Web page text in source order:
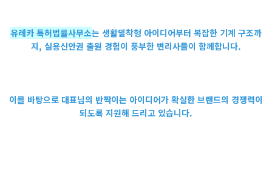
유레카 특허법률사무소는 생활밀착형 아이디어부터 복잡한 기계 구조까
지, 실용신안권 출원 경험이 풍부한 변리사들이 함께합니다.
이를 바탕으로 대표님의 반짝이는 아이디어가 확실한 브랜드의 경쟁력이
되도록 지원해 드리고 있습니다.